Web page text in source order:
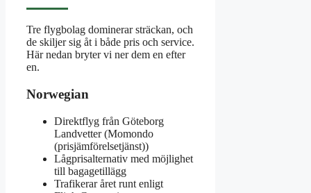
Tre flygbolag dominerar sträckan, och
de skiljer sig åt i både pris och service.
Här nedan bryter vi ner dem en efter
en.
Norwegian
Direktflyg från Göteborg
Landvetter (Momondo
(prisjämförelsetjänst))
Lågprisalternativ med möjlighet
till bagagetillägg
Trafikerar året runt enligt